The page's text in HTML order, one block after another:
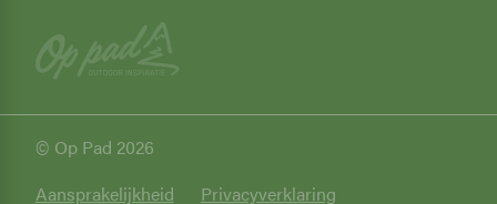
© Op Pad 2026
Privacy
Aansprakelijkheid Privacyverklaring